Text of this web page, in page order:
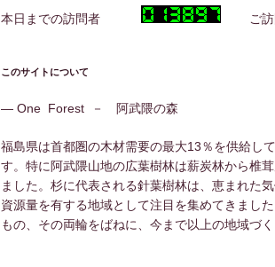
本日までの訪問者 ご訪問
このサイトについて
― One Forest － 阿武隈の森
福島県は首都圏の木材需要の最大13％を供給し
す。特に阿武隈山地の広葉樹林は薪炭林から椎
ました。杉に代表される針葉樹林は、恵まれた
資源量を有する地域として注目を集めてきまし
もの、その両輪をばねに、今まで以上の地域づく